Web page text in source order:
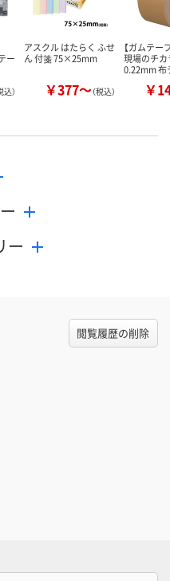
ー
込）
アスクル はたらく ふせ
ん 付箋 75×25mm
￥377～（税込）
【ガムテー
現場のチカ
0.22mm
￥
ー
閲覧履歴の削除